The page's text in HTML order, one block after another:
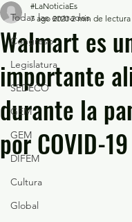
Todas las entradas
Congreso
Legislatura
SEDECO
GEM
GEM
DIFEM
Cultura
Global
Walmart es
importante
durante la
por COVID-19
#LaNoticiaEs
7 ago 2020 2 min de lectura